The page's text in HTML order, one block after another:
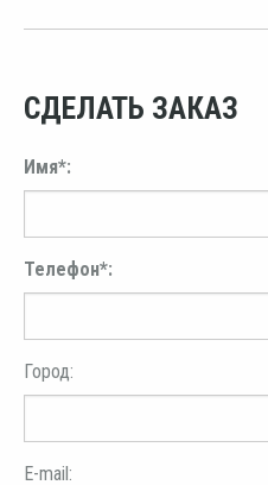
СДЕЛАТЬ ЗАКАЗ
Имя*:
Телефон*:
Город:
E-mail: